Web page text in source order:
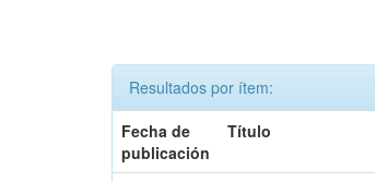
Resultados por ítem:
Fecha de
publicación
Título